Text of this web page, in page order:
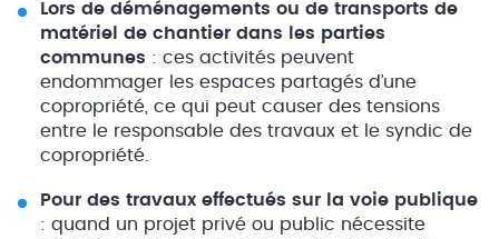
Lors de déménagements ou de transports de
matériel de chantier dans les parties
communes : ces activités peuvent
endommager les espaces partagés d’une
copropriété, ce qui peut causer des tensions
entre le responsable des travaux et le syndic de
copropriété.
Pour des travaux effectués sur la voie publique
: quand un projet privé ou public nécessite